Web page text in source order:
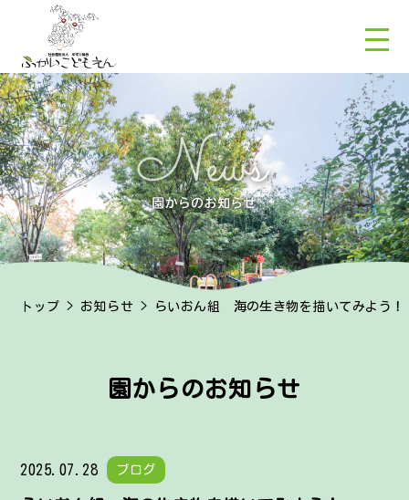
トップ > お知らせ > らいおん組 海の生き物を描いてみよう！
園からのお知らせ
2025.07.28 ブログ